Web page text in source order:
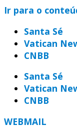
Ir para o
Santa Sé
Vatican
CNBB
Santa Sé
Vatican
CNBB
WEBMAIL